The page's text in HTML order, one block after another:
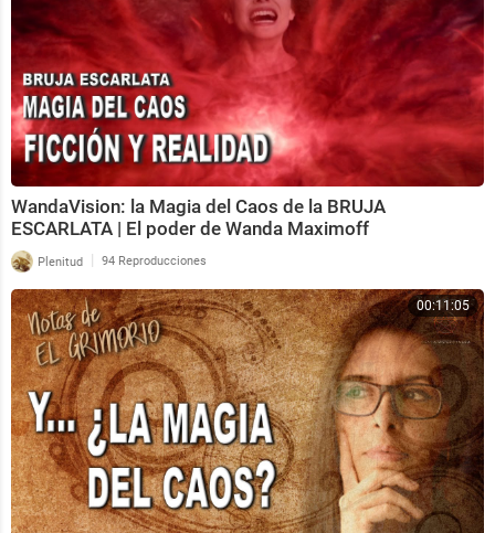
WandaVision: la Magia del Caos de la BRUJA
ESCARLATA | El poder de Wanda Maximoff
Plenitud | 94 Reproducciones
00:11:05